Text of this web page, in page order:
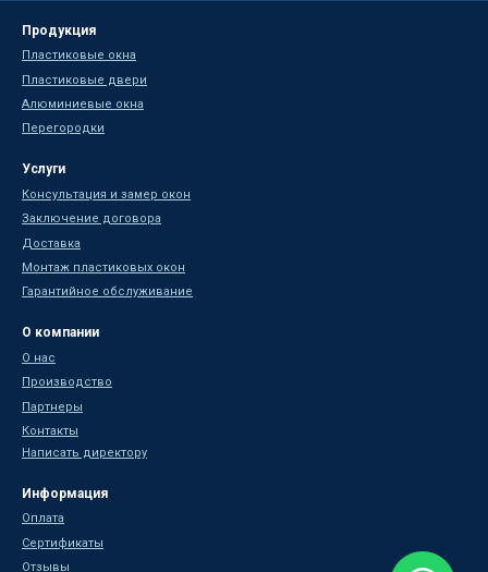
Продукция
Пластиковые окна
Пластиковые двери
Алюминиевые окна
Перегородки
Услуги
Консультация и замер окон
Заключение договора
Доставка
Монтаж пластиковых окон
Гарантийное обслуживание
О компании
О нас
Производство
Партнеры
Контакты
Написать директору
Информация
Оплата
Сертификаты
Отзывы